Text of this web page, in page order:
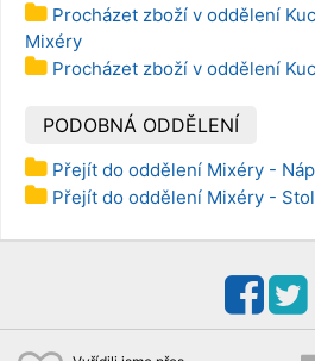
Procházet zboží v oddělení
Mixéry
Procházet zboží v oddělení
PODOBNÁ ODDĚLENÍ
Přejít do oddělení Mixéry -
Přejít do oddělení Mixéry -